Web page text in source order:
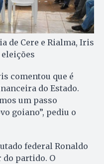
de Cere e Rialma, Iris
comentou que é
do Estado.
um passo
goiano”, pediu o
federal Ronaldo
do partido. O